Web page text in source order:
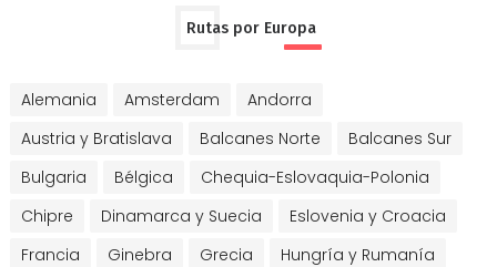
Rutas por Europa
Alemania Amsterdam
Andorra
Austria y Bratislava
Balcanes Norte
Balcanes Sur
Bulgaria
Bélgica
Chequia-Eslovaquia-Polonia
Chipre
Dinamarca y Suecia
Eslovenia y Croacia
Francia
Ginebra Grecia
Hungría y Rumanía